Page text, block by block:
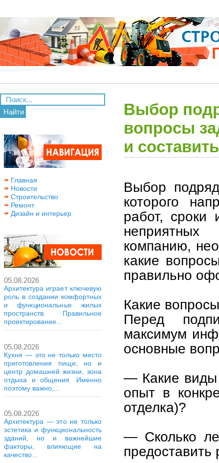
Найти
Главная
Новости
Строительство
Ремонт
Дизайн и интерьер
05.08.2026
Архитектура играет ключевую
роль в создании комфортных
и функциональных жилых
пространств. Правильное
проектирование...
05.08.2026
Кухня — это не только место
приготовления пищи, но и
центр домашней жизни, зона
отдыха и общения. Именно
поэтому важно,...
05.08.2026
Архитектура — это не только
эстетика и функциональность
зданий, но и важнейшие
факторы, влияющие на
качество...
Выбор
вопросы
и
Выбор
которого
работ, сроки
компанию,
какие
правильно
Какие
Перед
максимум
основные
— Какие виды
опыт в
отделка)?
— Сколько